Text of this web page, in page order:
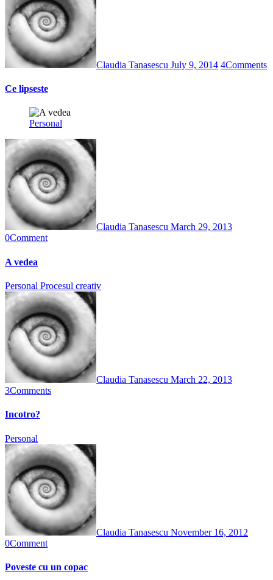
Claudia Tanasescu July 9, 2014 4Comments
Ce lipseste
Personal
Claudia Tanasescu March 29, 2013
0Comment
A vedea
Personal Procesul creativ
Claudia Tanasescu March 22, 2013
3Comments
Incotro?
Personal
Claudia Tanasescu November 16, 2012
0Comment
Poveste cu un copac